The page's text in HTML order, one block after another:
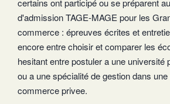
d'admission TAGE-MAGE pour les
commerce : épreuves écrites et
encore entre choisir et comparer les
hesitant entre postuler a une université
ou a une spécialité de gestion dans
commerce privee.